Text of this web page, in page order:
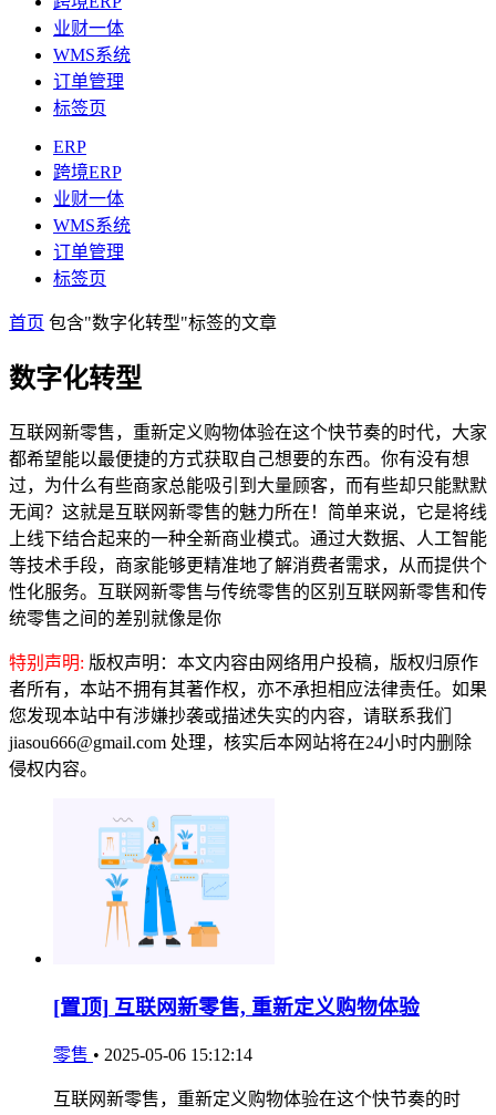
业财一体
WMS系统
订单管理
标签页
ERP
跨境ERP
业财一体
WMS系统
订单管理
标签页
首页 包含"数字化转型"标签的文章
数字化转型
互联网新零售，重新定义购物体验在这个快节奏的时代，大家
都希望能以最便捷的方式获取自己想要的东西。你有没有想
过，为什么有些商家总能吸引到大量顾客，而有些却只能默默
无闻？这就是互联网新零售的魅力所在！简单来说，它是将线
上线下结合起来的一种全新商业模式。通过大数据、人工智能
等技术手段，商家能够更精准地了解消费者需求，从而提供个
性化服务。互联网新零售与传统零售的区别互联网新零售和传
统零售之间的差别就像是你
特别声明: 版权声明：本文内容由网络用户投稿，版权归原作
者所有，本站不拥有其著作权，亦不承担相应法律责任。如果
您发现本站中有涉嫌抄袭或描述失实的内容，请联系我们
jiasou666@gmail.com 处理，核实后本网站将在24小时内删除
侵权内容。
[置顶] 互联网新零售, 重新定义购物体验
零售 • 2025-05-06 15:12:14
互联网新零售，重新定义购物体验在这个快节奏的时